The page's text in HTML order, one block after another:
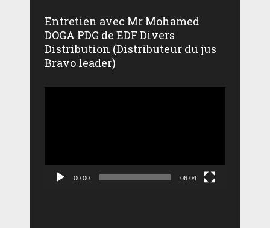
Entretien avec Mr Mohamed
DOGA PDG de EDF Divers
Distribution (Distributeur du jus
Bravo leader)
00:00 06:04